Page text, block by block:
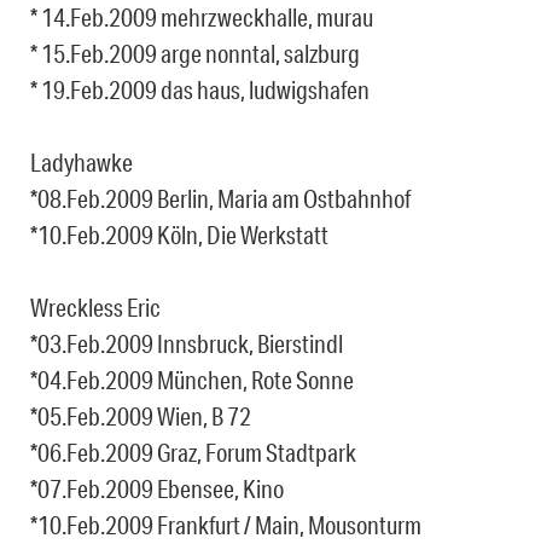
* 14.Feb.2009 mehrzweckhalle, murau
* 15.Feb.2009 arge nonntal, salzburg
* 19.Feb.2009 das haus, ludwigshafen
Ladyhawke
*08.Feb.2009 Berlin, Maria am Ostbahnhof
*10.Feb.2009 Köln, Die Werkstatt
Wreckless Eric
*03.Feb.2009 Innsbruck, Bierstindl
*04.Feb.2009 München, Rote Sonne
*05.Feb.2009 Wien, B 72
*06.Feb.2009 Graz, Forum Stadtpark
*07.Feb.2009 Ebensee, Kino
*10.Feb.2009 Frankfurt / Main, Mousonturm